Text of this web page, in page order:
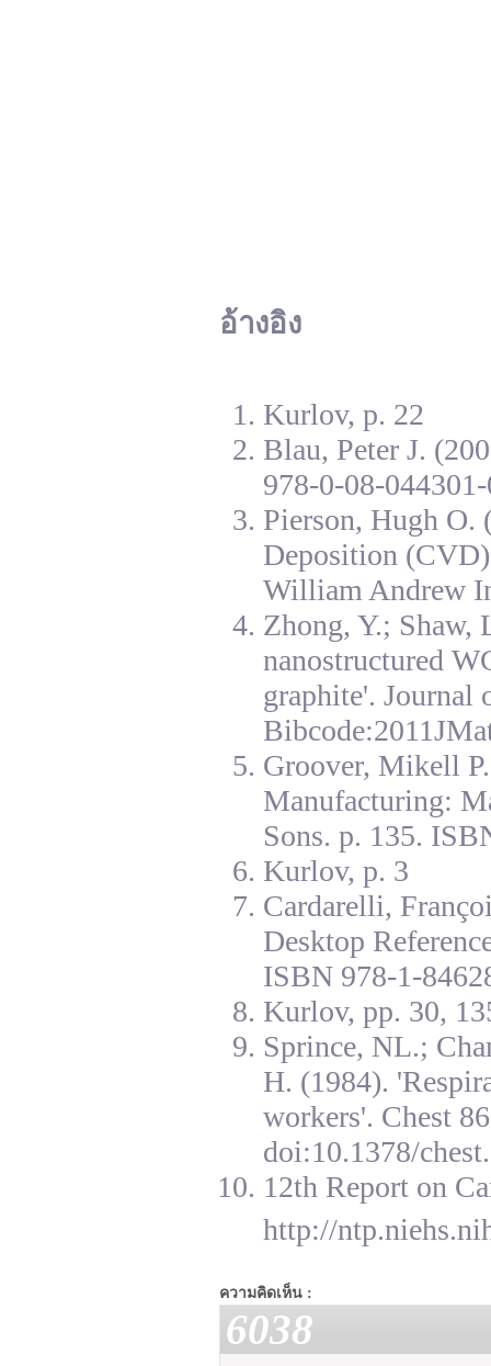
อ้างอิง
Kurlov, p. 22
Blau, Peter J.
978-0-08-
Pierson, Hugh O.
Deposition
William Andrew
Zhong, Y.; Shaw,
nanostructured
graphite'. Journal
Groover, Mikell
Manufacturing:
Sons. p. 135.
Kurlov, p. 3
Cardarelli,
Desktop
ISBN 978-1-
Kurlov, pp. 30,
Sprince, NL.;
H. (1984).
workers'. Chest
doi:10.1378/
12th Report on
http://
ความคิดเห็น :
6038